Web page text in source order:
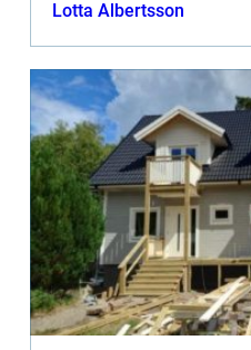
Lotta Albertsson